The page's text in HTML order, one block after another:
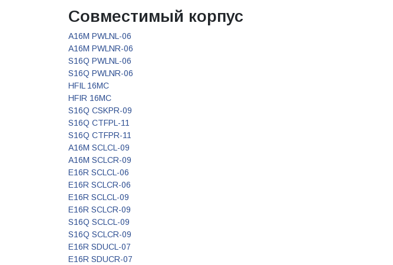
Совместимый корпус
A16M PWLNL-06
A16M PWLNR-06
S16Q PWLNL-06
S16Q PWLNR-06
HFIL 16MC
HFIR 16MC
S16Q CSKPR-09
S16Q CTFPL-11
S16Q CTFPR-11
A16M SCLCL-09
A16M SCLCR-09
E16R SCLCL-06
E16R SCLCR-06
E16R SCLCL-09
E16R SCLCR-09
S16Q SCLCL-09
S16Q SCLCR-09
E16R SDUCL-07
E16R SDUCR-07